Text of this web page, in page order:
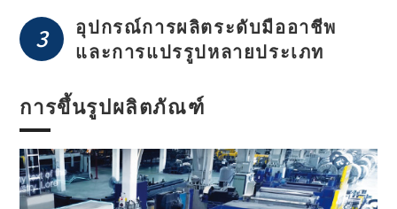
3
อุปกรณ์การผลิตระดับมืออาชีพ
และการแปรรูปหลายประเภท
การขึ้นรูปผลิตภัณฑ์